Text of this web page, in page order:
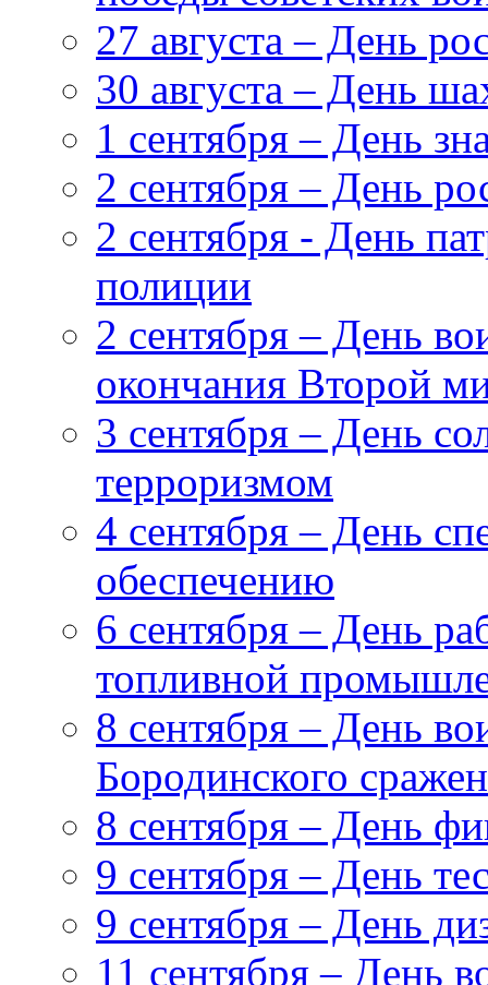
27 августа – День
30 августа – День
1 сентября – День
2 сентября – День
2 сентября - День
полиции
2 сентября – День
окончания Второй
3 сентября – День
терроризмом
4 сентября – День
обеспечению
6 сентября – День
топливной
8 сентября – День
Бородинского
8 сентября – День
9 сентября – День
9 сентября – День
11 сентября – День